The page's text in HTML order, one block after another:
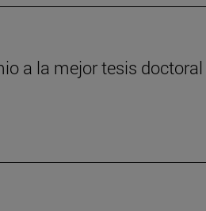
a la mejor tesis doctoral